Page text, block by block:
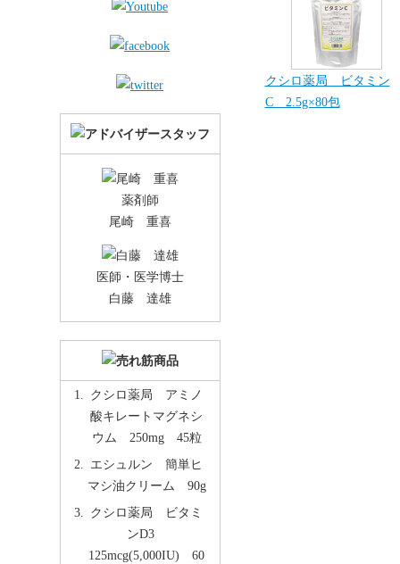
クシロ薬局 ビタミン
C 2.5g×80包
薬剤師
尾崎 重喜
医師・医学博士
白藤 達雄
クシロ薬局 アミノ
酸キレートマグネシ
ウム 250mg 45粒
エシュルン 簡単ヒ
マシ油クリーム 90g
クシロ薬局 ビタミ
ンD3
125mcg(5,000IU) 60